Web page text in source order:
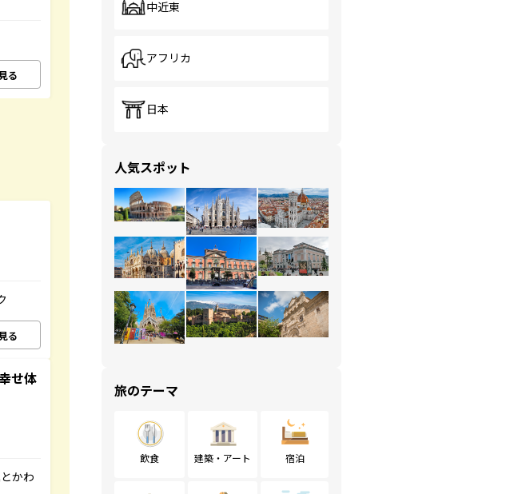
る
る
せ体
かわ
中近東
アフリカ
日本
人気スポット
旅のテーマ
飲食 建築・アート 宿泊